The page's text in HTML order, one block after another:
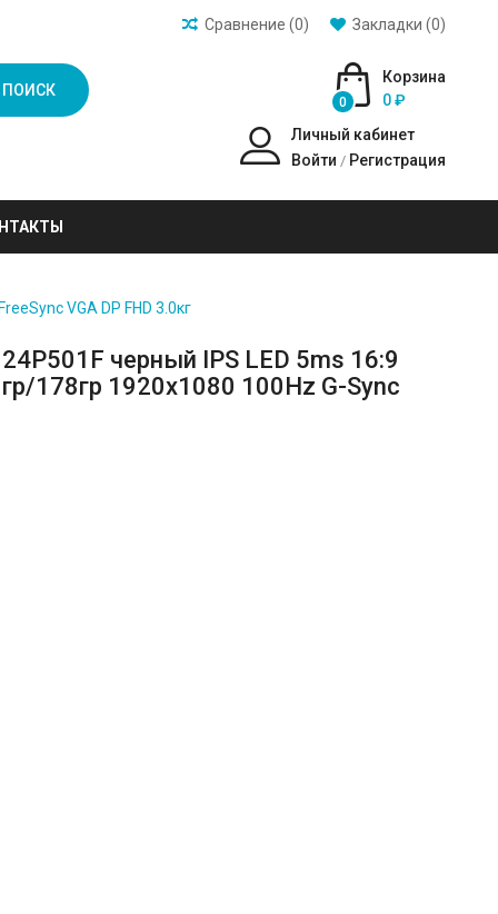
Закладки (0)
Сравнение (0)
ПОИСК
Корзина
0
0 ₽
Личный кабинет
Войти / Регистрация
VGA DP FHD 3.0кг
черный IPS LED 5ms 16:9
178гр 1920x1080 100Hz G-Sync